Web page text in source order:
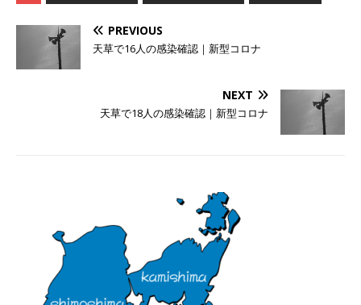
PREVIOUS
天草で16人の感染確認｜新型コロナ
NEXT
天草で18人の感染確認｜新型コロナ